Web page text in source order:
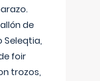
de
Seleqtia,
foir
trozos,